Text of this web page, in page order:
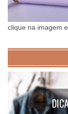
clique na imagem